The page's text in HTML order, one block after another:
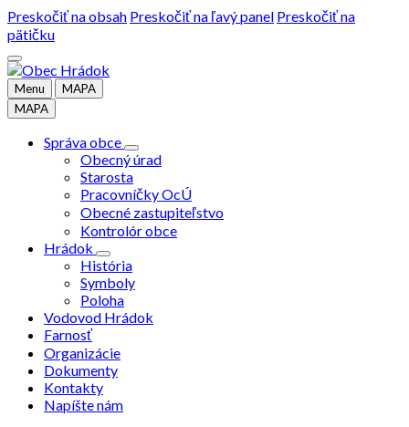
Preskočiť na obsah Preskočiť na ľavý panel Preskočiť na
pätičku
Menu
MAPA
MAPA
Správa obce
Obecný úrad
Starosta
Pracovníčky OcÚ
Obecné zastupiteľstvo
Kontrolór obce
Hrádok
História
Symboly
Poloha
Vodovod Hrádok
Farnosť
Organizácie
Dokumenty
Kontakty
Napíšte nám